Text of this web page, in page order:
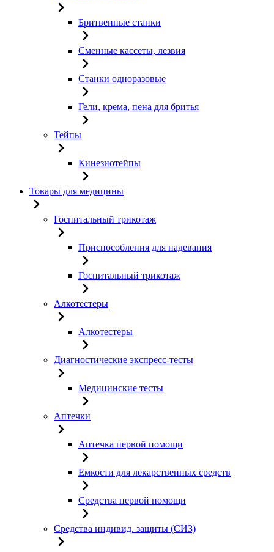
Бритвенные станки
Сменные кассеты, лезвия
Станки одноразовые
Гели, крема, пена для бритья
Тейпы
Кинезиотейпы
Товары для медицины
Госпитальный трикотаж
Приспособления для надевания
Госпитальный трикотаж
Алкотестеры
Алкотестеры
Диагностические экспресс-тесты
Медицинские тесты
Аптечки
Аптечка первой помощи
Емкости для лекарственных средств
Средства первой помощи
Средства индивид. защиты (СИЗ)